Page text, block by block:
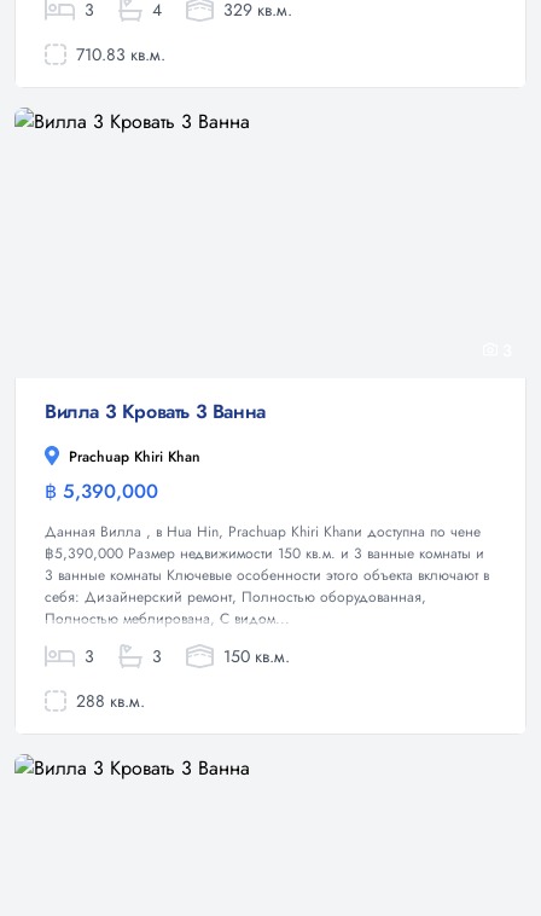
3 4
329 кв.м.
710.83 кв.м.
Вилла 3 Кровать 3 Ванна
Prachuap Khiri Khan
฿ 5,390,000
Данная Вилла , в Hua Hin, Prachuap Khiri Khanи доступна по чене
฿5,390,000 Размер недвижимости 150 кв.м. и 3 ванные комнаты и
3 ванные комнаты Ключевые особенности этого объекта включают в
себя: Дизайнерский ремонт, Полностью оборудованная,
Полностью меблирована, С видом...
3 3
150 кв.м.
288 кв.м.